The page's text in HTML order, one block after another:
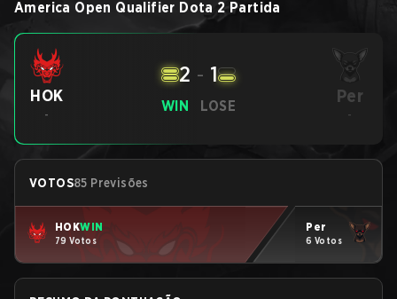
America Open Qualifier Dota 2 Partida
HOK
-
WIN
2 - 1
LOSE Per
-
VOTOS85 Previsões
HOKWIN
79 Votos
Per
6 Votos